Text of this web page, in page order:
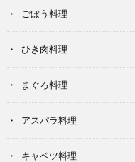
ごぼう料理
ひき肉料理
まぐろ料理
アスパラ料理
キャベツ料理